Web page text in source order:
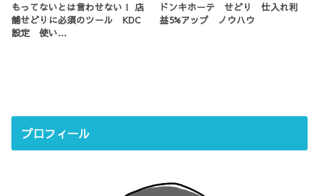
もってないとは言わせない！ 店
舗せどりに必須のツール KDC
設定 使い…
ドンキホーテ せどり 仕入れ利
益5%アップ ノウハウ
プロフィール